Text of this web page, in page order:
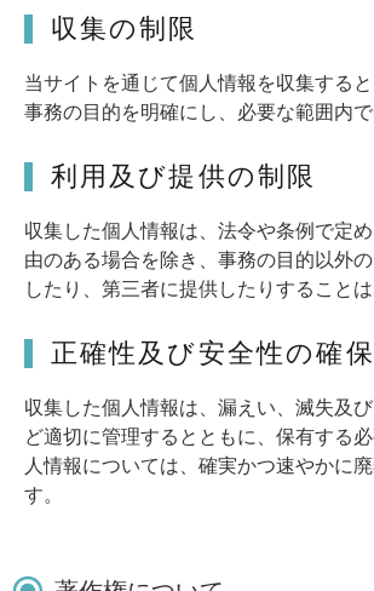
収集の制限
当サイトを通じて個人情報を収集する
事務の目的を明確にし、必要な範囲内で
利用及び提供の制限
収集した個人情報は、法令や条例で定
由のある場合を除き、事務の目的以外
したり、第三者に提供したりすることは
正確性及び安全性の確保
収集した個人情報は、漏えい、滅失及
ど適切に管理するとともに、保有する
人情報については、確実かつ速やかに
す。